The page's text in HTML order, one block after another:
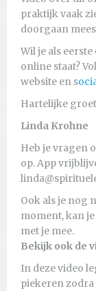
praktijk vaak
doorgaan
Wil je als
online staat?
website en s
Hartelijke
Linda Krohne
Heb je vragen
op. App
Ook als je nog
moment, kan
met je mee.
Bekijk ook de
In deze video
piekeren zodra